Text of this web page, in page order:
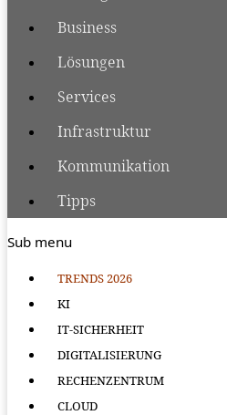
Business
Lösungen
Services
Infrastruktur
Kommunikation
Tipps
Sub menu
TRENDS 2026
KI
IT-SICHERHEIT
DIGITALISIERUNG
RECHENZENTRUM
CLOUD